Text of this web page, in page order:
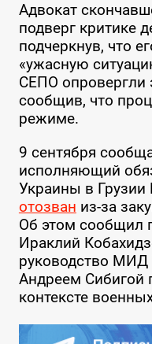
Адвокат
подверг критике
подчеркнув, что
«ужасную
СЕПО опровергли
сообщив, что
режиме.
9 сентября
исполняющий
Украины в
отозван из-за
Об этом сообщил
Ираклий
руководство МИД
Андреем Сибигой
контексте